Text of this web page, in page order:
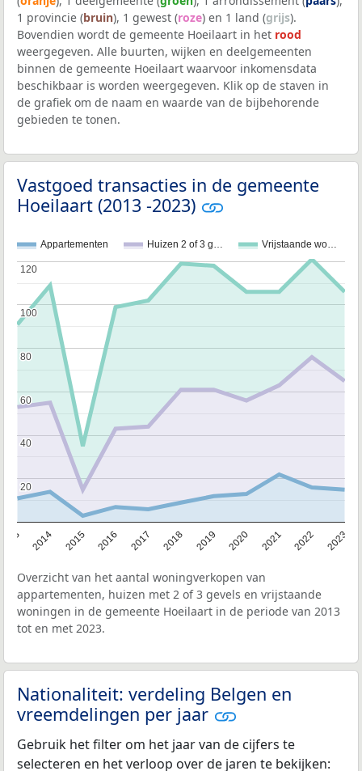
1 provincie (bruin), 1 gewest (roze) en 1 land (grijs).
Bovendien wordt de gemeente Hoeilaart in het rood
weergegeven. Alle buurten, wijken en deelgemeenten
binnen de gemeente Hoeilaart waarvoor inkomensdata
beschikbaar is worden weergegeven. Klik op de staven in
de grafiek om de naam en waarde van de bijbehorende
gebieden te tonen.
Vastgoed transacties in de gemeente
Hoeilaart (2013 -2023)
Appartementen Huizen 2 of 3 g… Vrijstaande wo…
2014 2015 2016 2017 2018 2019 2020 2021 2022 2023
20
20
40
40
60
60
80
80
100
100
120
120
Overzicht van het aantal woningverkopen van
appartementen, huizen met 2 of 3 gevels en vrijstaande
woningen in de gemeente Hoeilaart in de periode van 2013
tot en met 2023.
Nationaliteit: verdeling Belgen en
vreemdelingen per jaar
Gebruik het filter om het jaar van de cijfers te
selecteren en het verloop over de jaren te bekijken: